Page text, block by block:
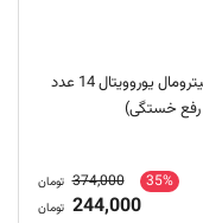
ساشه سیترومال یوروویتال 14 عدد
خستگی)
35%
374,000 تومان
244,000 تومان